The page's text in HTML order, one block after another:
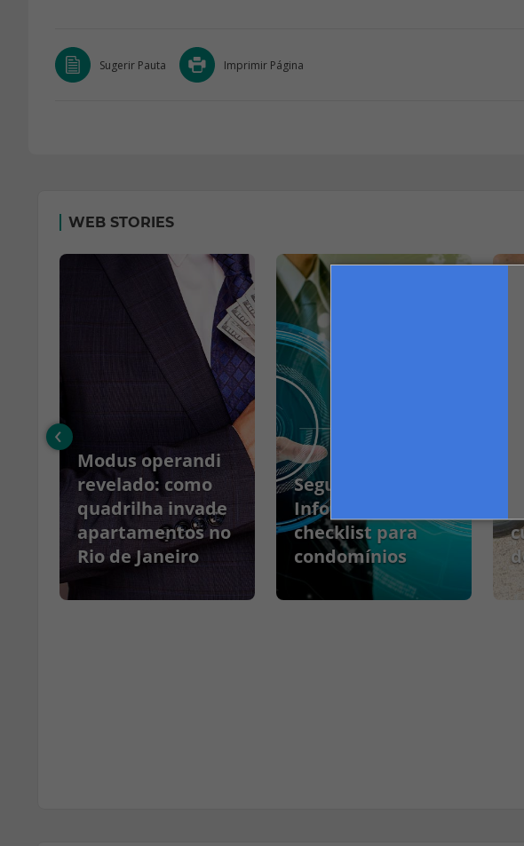
Sugerir Pauta Imprimir Página
WEB STORIES
Modus operandi
revelado: como
quadrilha invade
apartamentos no
Rio de Janeiro
Segurança da
Informação:
checklist para
condomínios
‹